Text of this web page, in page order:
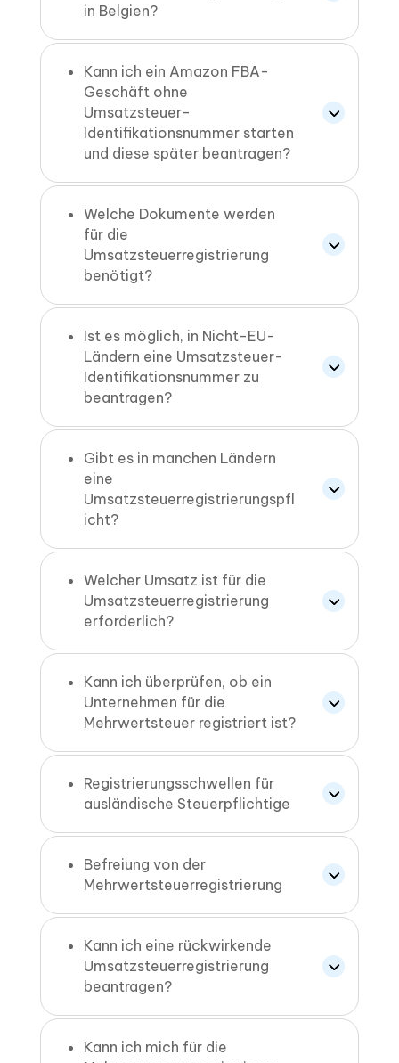
in Belgien?
Kann ich ein Amazon FBA-
Geschäft ohne
Umsatzsteuer-
Identifikationsnummer starten
und diese später beantragen?
Welche Dokumente werden
für die
Umsatzsteuerregistrierung
benötigt?
Ist es möglich, in Nicht-EU-
Ländern eine Umsatzsteuer-
Identifikationsnummer zu
beantragen?
Gibt es in manchen Ländern
eine
Umsatzsteuerregistrierungspfl
icht?
Welcher Umsatz ist für die
Umsatzsteuerregistrierung
erforderlich?
Kann ich überprüfen, ob ein
Unternehmen für die
Mehrwertsteuer registriert ist?
Registrierungsschwellen für
ausländische Steuerpflichtige
Befreiung von der
Mehrwertsteuerregistrierung
Kann ich eine rückwirkende
Umsatzsteuerregistrierung
beantragen?
Kann ich mich für die